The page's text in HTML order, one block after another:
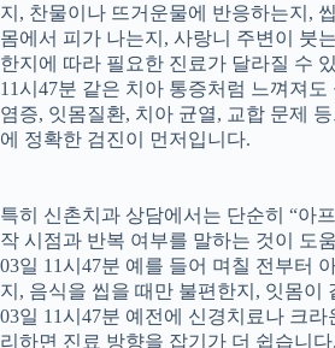
지, 찬물이나 뜨거운물에 반응하는지,
몸에서 피가 나는지, 사랑니 주변이 붓
한지에 따라 필요한 진료가 달라질 수
11시47분 같은 치아 통증처럼 느껴져
염증, 잇몸질환, 치아 균열, 교합 문제
에 정확한 검진이 먼저입니다.
특히 신촌치과 상담에서는 단순히 “아
작 시점과 반복 여부를 말하는 것이 도
03일 11시47분 예를 들어 며칠 전부터
지, 음식을 씹을 때만 불편한지, 잇몸이
03일 11시47분 예전에 신경치료나 크
리하면 진료 방향을 잡기가 더 쉽습니